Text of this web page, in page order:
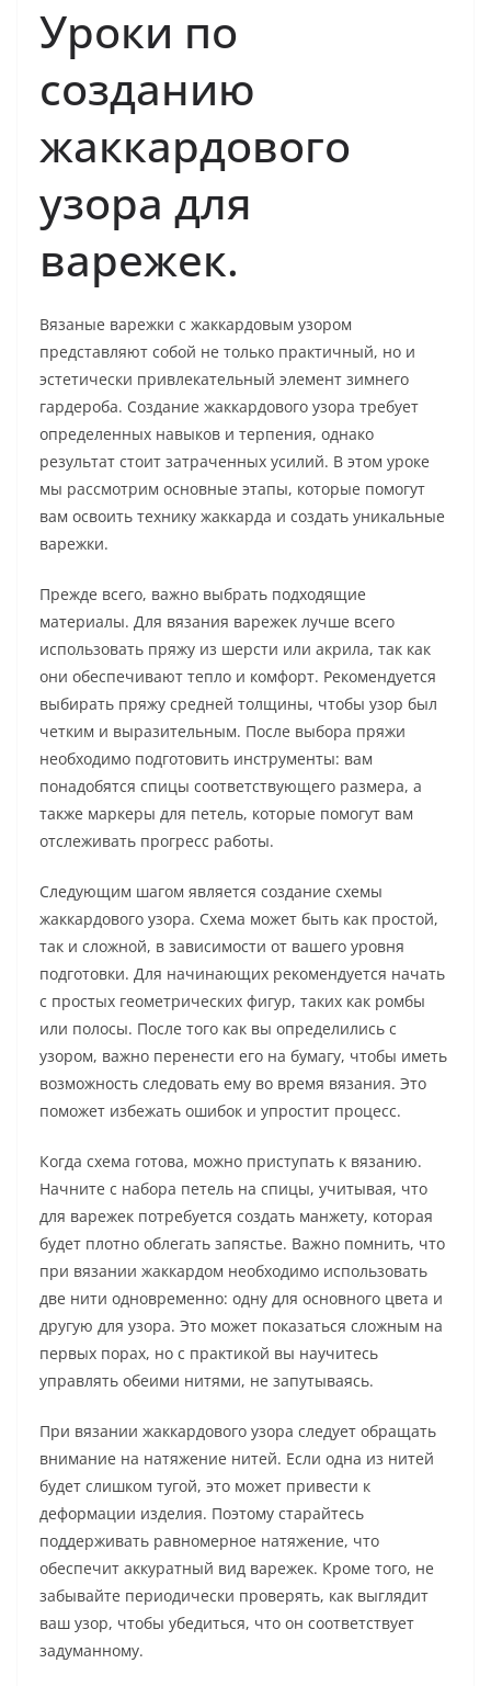
Уроки по
созданию
жаккардового
узора для
варежек.
Вязаные варежки с жаккардовым узором
представляют собой не только практичный, но и
эстетически привлекательный элемент зимнего
гардероба. Создание жаккардового узора требует
определенных навыков и терпения, однако
результат стоит затраченных усилий. В этом уроке
мы рассмотрим основные этапы, которые помогут
вам освоить технику жаккарда и создать уникальные
варежки.
Прежде всего, важно выбрать подходящие
материалы. Для вязания варежек лучше всего
использовать пряжу из шерсти или акрила, так как
они обеспечивают тепло и комфорт. Рекомендуется
выбирать пряжу средней толщины, чтобы узор был
четким и выразительным. После выбора пряжи
необходимо подготовить инструменты: вам
понадобятся спицы соответствующего размера, а
также маркеры для петель, которые помогут вам
отслеживать прогресс работы.
Следующим шагом является создание схемы
жаккардового узора. Схема может быть как простой,
так и сложной, в зависимости от вашего уровня
подготовки. Для начинающих рекомендуется начать
с простых геометрических фигур, таких как ромбы
или полосы. После того как вы определились с
узором, важно перенести его на бумагу, чтобы иметь
возможность следовать ему во время вязания. Это
поможет избежать ошибок и упростит процесс.
Когда схема готова, можно приступать к вязанию.
Начните с набора петель на спицы, учитывая, что
для варежек потребуется создать манжету, которая
будет плотно облегать запястье. Важно помнить, что
при вязании жаккардом необходимо использовать
две нити одновременно: одну для основного цвета и
другую для узора. Это может показаться сложным на
первых порах, но с практикой вы научитесь
управлять обеими нитями, не запутываясь.
При вязании жаккардового узора следует обращать
внимание на натяжение нитей. Если одна из нитей
будет слишком тугой, это может привести к
деформации изделия. Поэтому старайтесь
поддерживать равномерное натяжение, что
обеспечит аккуратный вид варежек. Кроме того, не
забывайте периодически проверять, как выглядит
ваш узор, чтобы убедиться, что он соответствует
задуманному.